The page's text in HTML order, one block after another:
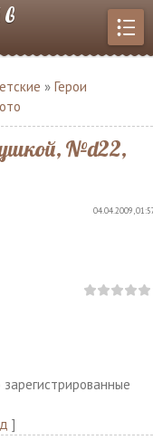
» Герои
№d22,
04.04.2009,
]